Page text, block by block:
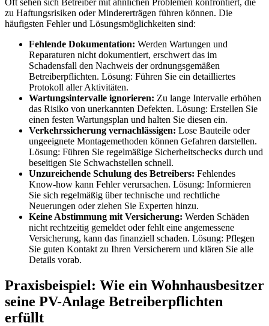
Oft sehen sich Betreiber mit ähnlichen Problemen konfrontiert, die
zu Haftungsrisiken oder Mindererträgen führen können. Die
häufigsten Fehler und Lösungsmöglichkeiten sind:
Fehlende Dokumentation: Werden Wartungen und
Reparaturen nicht dokumentiert, erschwert das im
Schadensfall den Nachweis der ordnungsgemäßen
Betreiberpflichten. Lösung: Führen Sie ein detailliertes
Protokoll aller Aktivitäten.
Wartungsintervalle ignorieren: Zu lange Intervalle erhöhen
das Risiko von unerkannten Defekten. Lösung: Erstellen Sie
einen festen Wartungsplan und halten Sie diesen ein.
Verkehrssicherung vernachlässigen: Lose Bauteile oder
ungeeignete Montagemethoden können Gefahren darstellen.
Lösung: Führen Sie regelmäßige Sicherheitschecks durch und
beseitigen Sie Schwachstellen schnell.
Unzureichende Schulung des Betreibers: Fehlendes
Know-how kann Fehler verursachen. Lösung: Informieren
Sie sich regelmäßig über technische und rechtliche
Neuerungen oder ziehen Sie Experten hinzu.
Keine Abstimmung mit Versicherung: Werden Schäden
nicht rechtzeitig gemeldet oder fehlt eine angemessene
Versicherung, kann das finanziell schaden. Lösung: Pflegen
Sie guten Kontakt zu Ihren Versicherern und klären Sie alle
Details vorab.
Praxisbeispiel: Wie ein Wohnhausbesitzer
seine PV-Anlage Betreiberpflichten
erfüllt